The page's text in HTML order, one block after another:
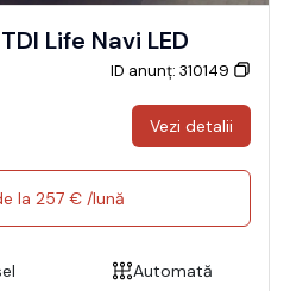
Life Navi LED
ID anunț: 310149
Vezi detalii
la 257 € /lună
Automată